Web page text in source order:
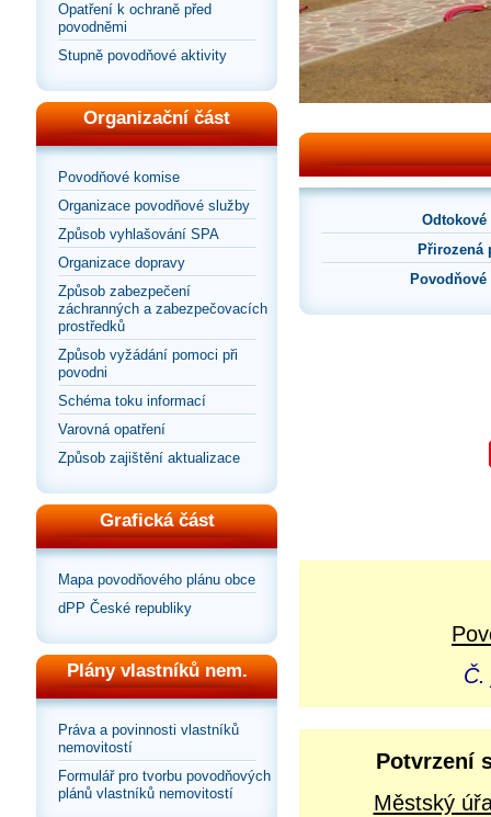
Opatření k ochraně před
povodněmi
Stupně povodňové aktivity
Organizační část
Povodňové komise
Organizace povodňové služby
Způsob vyhlašování SPA
Organizace dopravy
Způsob zabezpečení
záchranných a zabezpečovacích
prostředků
Způsob vyžádání pomoci při
povodni
Schéma toku informací
Varovná opatření
Způsob zajištění aktualizace
Grafická část
Mapa povodňového plánu obce
dPP České republiky
Plány vlastníků nem.
Práva a povinnosti vlastníků
nemovitostí
Formulář pro tvorbu povodňových
plánů vlastníků nemovitostí
Odtokové
Přirozená
Č.
Potvrzení
Městský